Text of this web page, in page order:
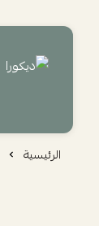
الرئيسية